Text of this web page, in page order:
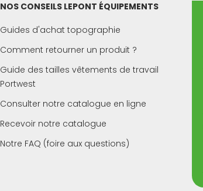
NOS CONSEILS LEPONT ÉQUIPEMENTS
Guides d'achat topographie
Comment retourner un produit ?
Guide des tailles vêtements de travail
Portwest
Consulter notre catalogue en ligne
Recevoir notre catalogue
Notre FAQ (foire aux questions)